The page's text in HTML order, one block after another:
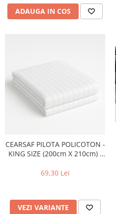
ADAUGA IN COS
CEARSAF PILOTA POLICOTON -
KING SIZE (200cm X 210cm) -
69,30 Lei
VEZI VARIANTE